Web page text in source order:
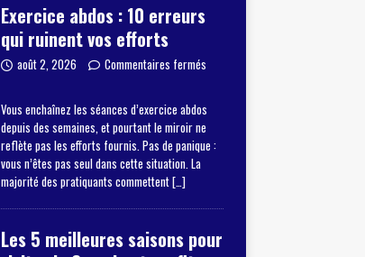
Exercice abdos : 10 erreurs
qui ruinent vos efforts
août 2, 2026 Commentaires fermés
Vous enchaînez les séances d’exercice abdos
depuis des semaines, et pourtant le miroir ne
reflète pas les efforts fournis. Pas de panique :
vous n’êtes pas seul dans cette situation. La
majorité des pratiquants commettent[…]
Les 5 meilleures saisons pour